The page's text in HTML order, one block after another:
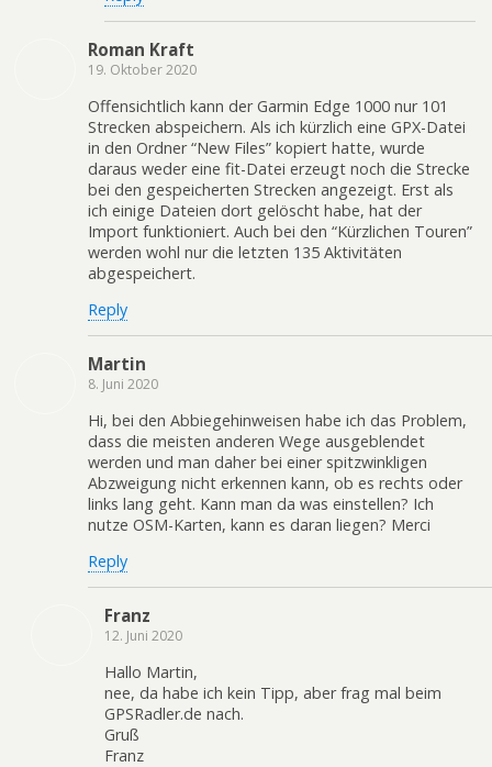
Roman Kraft
19. Oktober 2020
Offensichtlich kann der Garmin Edge 1000 nur 101
Strecken abspeichern. Als ich kürzlich eine GPX-Datei
in den Ordner “New Files” kopiert hatte, wurde
daraus weder eine fit-Datei erzeugt noch die Strecke
bei den gespeicherten Strecken angezeigt. Erst als
ich einige Dateien dort gelöscht habe, hat der
Import funktioniert. Auch bei den “Kürzlichen Touren”
werden wohl nur die letzten 135 Aktivitäten
abgespeichert.
Reply
Martin
8. Juni 2020
Hi, bei den Abbiegehinweisen habe ich das Problem,
dass die meisten anderen Wege ausgeblendet
werden und man daher bei einer spitzwinkligen
Abzweigung nicht erkennen kann, ob es rechts oder
links lang geht. Kann man da was einstellen? Ich
nutze OSM-Karten, kann es daran liegen? Merci
Reply
Franz
12. Juni 2020
Hallo Martin,
nee, da habe ich kein Tipp, aber frag mal beim
GPSRadler.de nach.
Gruß
Franz